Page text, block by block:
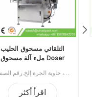
التلقائي مسحوق الحليب
ملء آلة مسحوق Doser
آلة تعبئة مسحوق الحليب الأوتوماتيكية تستخدم على نطاق واسع للأغذية ، الكيماويات ، الصناعات الدوائية ، قابلة للتطبيق على علب البلاستيك / القصدير / الألومنيوم ، الزجاجة ، حاوية الجرة إلخ.رقم الصنف:UT0AGZ1الحد الأدنى للطلب:1قسط:TTميناء الشحن:قوانغتشوالمنطقة الأصلية:قوانغتشو، الصينمهلة:30 يوما بعد تلقي الودائع
اقرأ أكثر